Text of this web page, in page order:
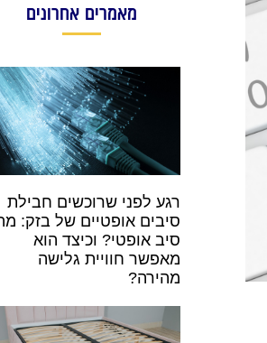
מאמרים אחרונים
רגע לפני שרוכשים חבילת
סיבים אופטיים של בזק:
סיב אופטי? וכיצד הוא
מאפשר חוויית גלישה
מהירה?